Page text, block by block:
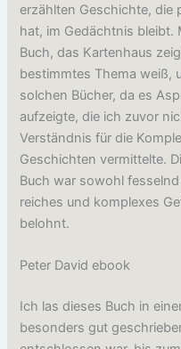
erzählten Geschichte, die
hat, im Gedächtnis bleibt.
Buch, das Kartenhaus
bestimmtes Thema weiß,
solchen Bücher, da es
aufzeigte, die ich zuvor
Verständnis für die
Geschichten vermittelte.
Buch war sowohl
reiches und komplexes
belohnt.
Peter David ebook
Ich las dieses Buch in
besonders gut